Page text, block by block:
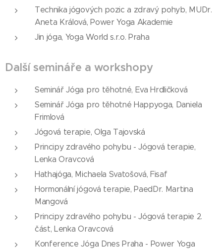
Technika jógových pozic a zdravý pohyb, MUDr.
Aneta Králová, Power Yoga Akademie
Jin jóga, Yoga World s.r.o. Praha
Další semináře a workshopy
Seminář Jóga pro těhotné, Eva Hrdličková
Seminář Jóga pro těhotné Happyoga, Daniela
Frimlová
Jógová terapie, Olga Tajovská
Principy zdravého pohybu - Jógová terapie,
Lenka Oravcová
Hathajóga, Michaela Svatošová, Fisaf
Hormonální jógová terapie, PaedDr. Martina
Mangová
Principy zdravého pohybu - Jógová terapie 2.
část, Lenka Oravcová
Konference Jóga Dnes Praha - Power Yoga